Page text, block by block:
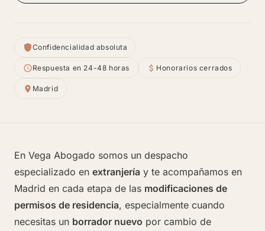
Confidencialidad absoluta
Respuesta en 24-48 horas Honorarios cerrados
Madrid
En Vega Abogado somos un despacho
especializado en extranjería y te acompañamos en
Madrid en cada etapa de las modificaciones de
permisos de residencia, especialmente cuando
necesitas un borrador nuevo por cambio de